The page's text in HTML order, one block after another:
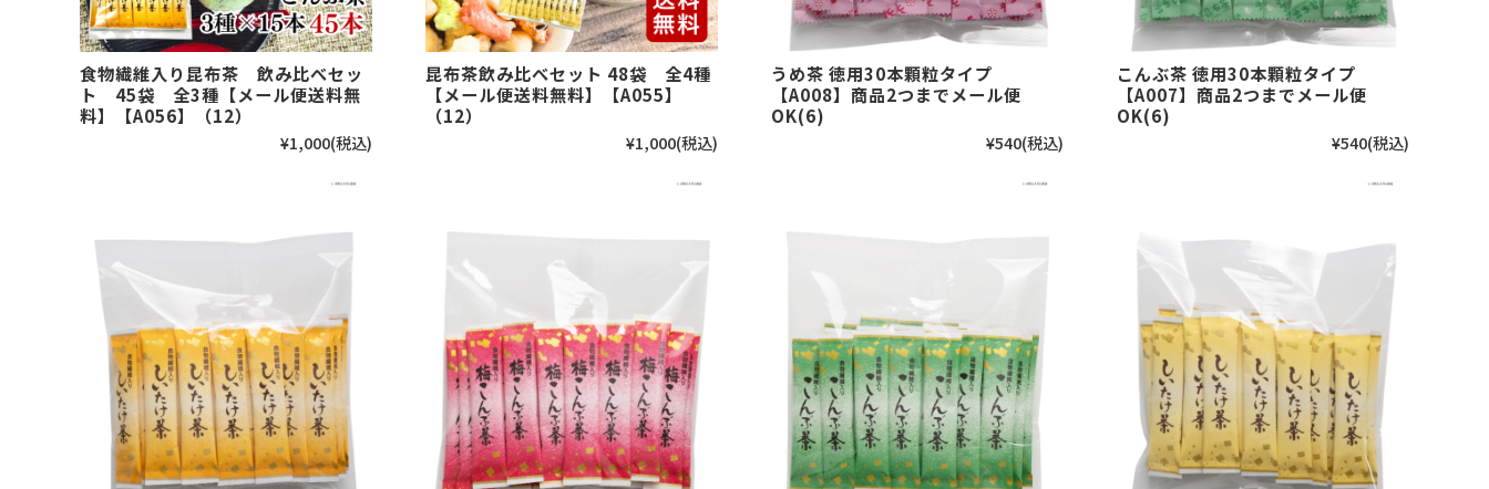
食物繊維入り昆布茶 飲み比べセッ
ト 45袋 全3種【メール便送料無
料】【A056】（12）
¥1,000(税込)
昆布茶飲み比べセット 48袋 全4種
【メール便送料無料】【A055】
（12）
¥1,000(税込)
うめ茶 徳用30本顆粒タイプ
【A008】商品2つまでメール便
OK(6)
¥540(税込)
こんぶ茶 徳用30本顆粒タイプ
【A007】商品2つまでメール便
OK(6)
¥540(税込)